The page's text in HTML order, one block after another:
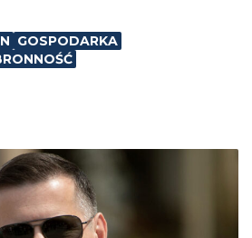
GOSPODARKA